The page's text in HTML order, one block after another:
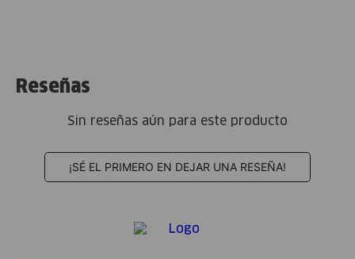
Reseñas
Sin reseñas aún para este producto
¡SÉ EL PRIMERO EN DEJAR UNA RESEÑA!